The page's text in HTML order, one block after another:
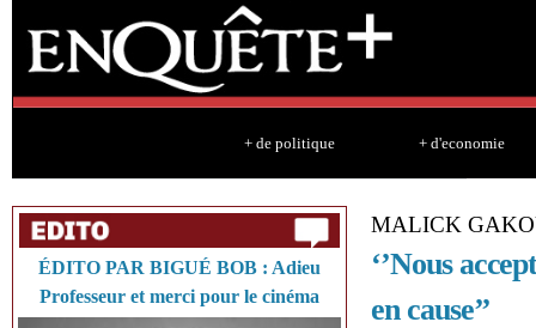
+ de politique + d'economie
ÉDITO PAR BIGUÉ BOB : Adieu
Professeur et merci pour le cinéma
MALICK
‘’Nous
en cause’’